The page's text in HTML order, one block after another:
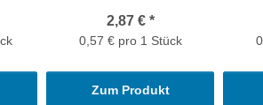
2,87 € *
0,57 € pro 1 Stück
Zum Produkt